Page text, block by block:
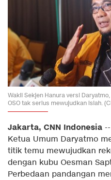
Wakil Sekjen Hanura versi
OSO tak serius mewujudkan islah.
Jakarta, CNN Indonesia
Ketua Umum Daryatmo
titik temu mewujudkan
dengan kubu Oesman
Perbedaan pandangan